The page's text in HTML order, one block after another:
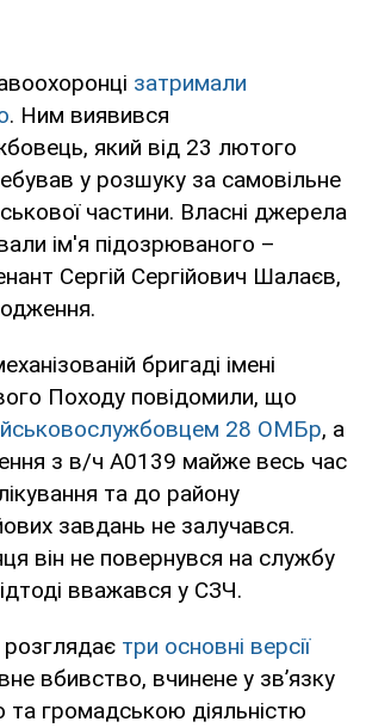
затримали
. Ним виявився
який від 23 лютого
у розшуку за самовільне
частини. Власні джерела
ім'я підозрюваного –
Сергій Сергійович Шалаєв,
бригаді імені
Походу повідомили, що
28 ОМБр, а
з в/ч А0139 майже весь час
та до району
завдань не залучався.
він не повернувся на службу
вважався у СЗЧ.
розглядає три основні версії
вбивство, вчинене у звʼязку
та громадською діяльністю